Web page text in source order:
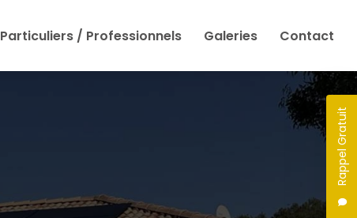
Rappel Gratuit
Particuliers / Professionnels Galeries Contact